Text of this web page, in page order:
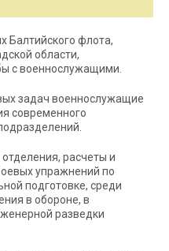
Балтийского флота,
области,
с военнослужащими.
задач военнослужащие
современного
расчеты и
упражнений по
подготовке, среди
в обороне, в
разведки